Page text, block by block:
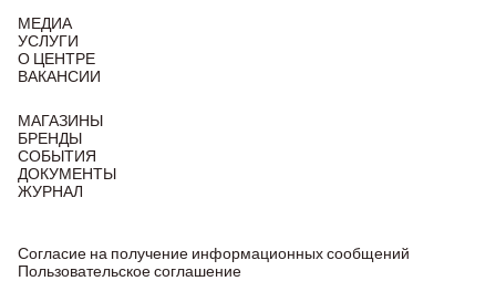
МЕДИА
УСЛУГИ
О ЦЕНТРЕ
ВАКАНСИИ
МАГАЗИНЫ
БРЕНДЫ
СОБЫТИЯ
ДОКУМЕНТЫ
ЖУРНАЛ
Согласие на получение информационных сообщений
Пользовательское соглашение